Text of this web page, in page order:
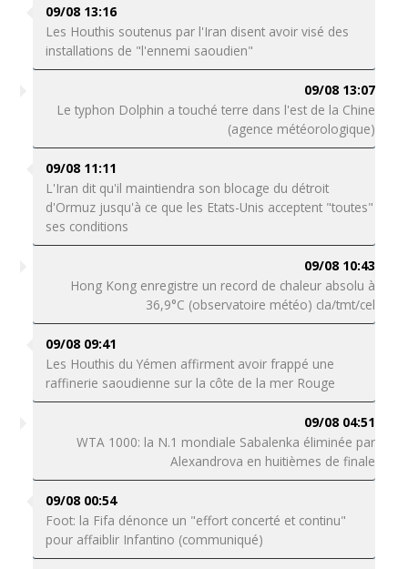
09/08 13:16
Les Houthis soutenus par l'Iran disent avoir visé des
installations de "l'ennemi saoudien"
09/08 13:07
Le typhon Dolphin a touché terre dans l'est de la Chine
(agence météorologique)
09/08 11:11
L'Iran dit qu'il maintiendra son blocage du détroit
d'Ormuz jusqu'à ce que les Etats-Unis acceptent "toutes"
ses conditions
09/08 10:43
Hong Kong enregistre un record de chaleur absolu à
36,9°C (observatoire météo) cla/tmt/cel
09/08 09:41
Les Houthis du Yémen affirment avoir frappé une
raffinerie saoudienne sur la côte de la mer Rouge
09/08 04:51
WTA 1000: la N.1 mondiale Sabalenka éliminée par
Alexandrova en huitièmes de finale
09/08 00:54
Foot: la Fifa dénonce un "effort concerté et continu"
pour affaiblir Infantino (communiqué)